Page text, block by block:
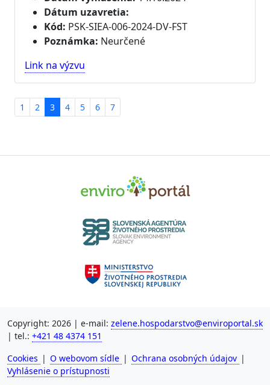
Dátum uzavretia:
Kód: PSK-SIEA-006-2024-DV-FST
Poznámka: Neurčené
Link na výzvu
1 2 3 4 5 6 7
Copyright: 2026 | e-mail: zelene.hospodarstvo@enviroportal.sk
| tel.: +421 48 4374 151
Cookies | O webovom sídle | Ochrana osobných údajov |
Vyhlásenie o prístupnosti